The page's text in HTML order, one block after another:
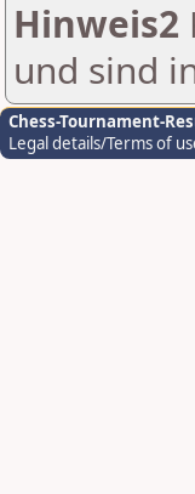
Hinweis2
und sind
Chess-Tournament-
Legal details/Terms of